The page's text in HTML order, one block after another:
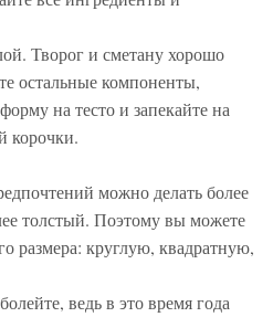
Творог и сметану хорошо
остальные компоненты,
на тесто и запекайте на
корочки.
можно делать более
толстый. Поэтому вы можете
размера: круглую, квадратную,
ведь в это время года